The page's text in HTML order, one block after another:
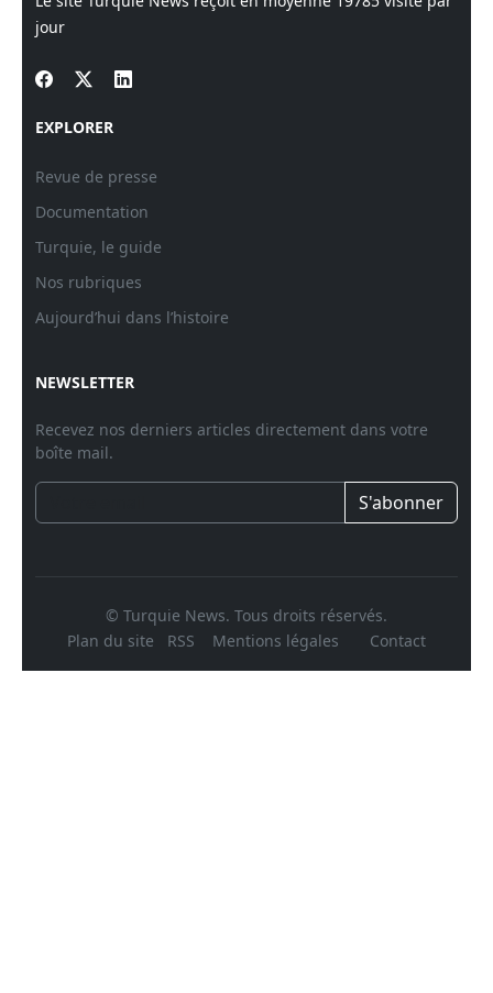
jour
EXPLORER
Revue de presse
Documentation
Turquie, le guide
Nos rubriques
Aujourd’hui dans l’histoire
NEWSLETTER
Recevez nos derniers articles directement dans votre
boîte mail.
S'abonner
© Turquie News. Tous droits réservés.
Plan du site
RSS Mentions légales Contact